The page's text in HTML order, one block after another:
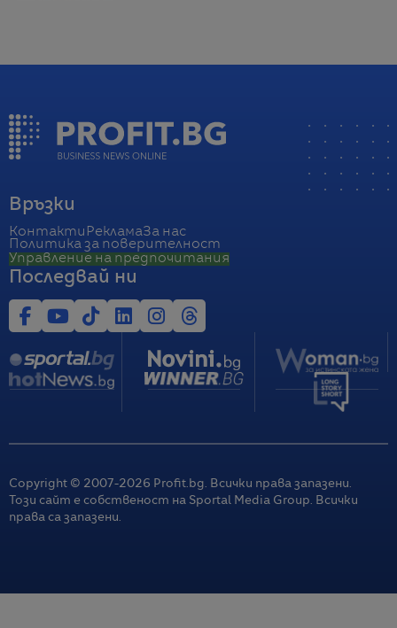
Връзки
Контакти РекламаЗа нас
Политика за поверителност
Управление на предпочитания
Последвай ни
Copyright © 2007-2026 Profit.bg. Всички права запазени.
Този сайт е собственост на Sportal Media Group. Всички
права са запазени.